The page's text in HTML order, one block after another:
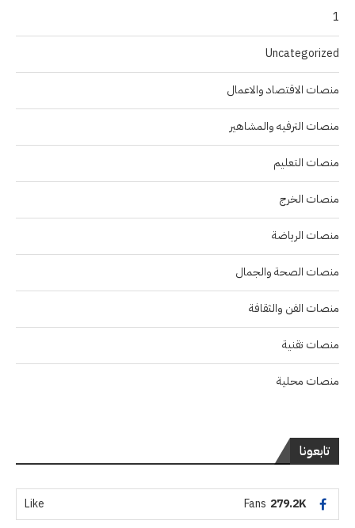
1
Uncategorized
منصات الاقتصاد والاعمال
منصات الترفيه والمشاهير
منصات التعليم
منصات الخرج
منصات الرياضة
منصات الصحة والجمال
منصات الفن والثقافة
منصات تقنية
منصات محلية
تابعونا
279.2K
Fans
Like